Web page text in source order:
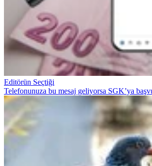
Editörün Seçtiği
Telefonunuza bu mesaj geliyorsa SGK’ya